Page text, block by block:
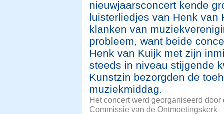
nieuwjaarsconcert kende
luisterliedjes van Henk van
klanken van
probleem, want beide
Henk van Kuijk met zijn
steeds in niveau stijgende
Kunstzin bezorgden de
muziekmiddag.
Het concert werd georganiseerd
Commissie van de Ontmoetingskerk